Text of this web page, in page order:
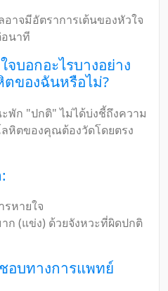
อาจมีอัตราการเต้นของหัวใจ
นาที
บอกอะไรบางอย่าง
ของฉันหรือไม่?
พัก "ปกติ" ไม่ได้บ่งชี้ถึงความ
หิตของคุณต้องวัดโดยตรง
หายใจ
ก (แข่ง) ด้วยจังหวะที่ผิดปกติ
อบทางการแพทย์